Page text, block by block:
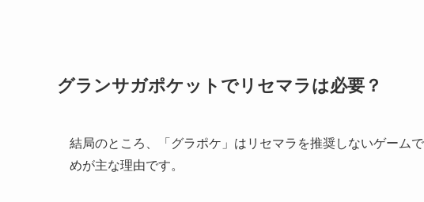
グランサガポケットでリセマラは必要？
結局のところ、「グラポケ」はリセマラを推奨しないゲーム
めが主な理由です。